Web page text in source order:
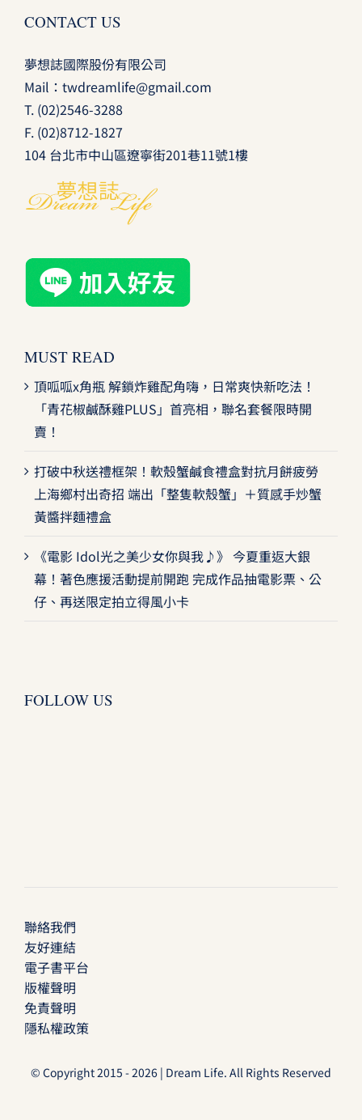
CONTACT US
夢想誌國際股份有限公司
Mail： twdreamlife@gmail.com
T. (02)2546-3288
F. (02)8712-1827
104 台北市中山區遼寧街201巷11號1樓
MUST READ
頂呱呱x角瓶 解鎖炸雞配角嗨，日常爽快新吃法！
「青花椒鹹酥雞PLUS」首亮相，聯名套餐限時開
賣！
打破中秋送禮框架！軟殼蟹鹹食禮盒對抗月餅疲勞
上海鄉村出奇招 端出「整隻軟殼蟹」＋質感手炒蟹
黃醬拌麵禮盒
《電影 Idol光之美少女你與我♪》 今夏重返大銀
幕！著色應援活動提前開跑 完成作品抽電影票、公
仔、再送限定拍立得風小卡
FOLLOW US
聯絡我們
友好連結
電子書平台
版權聲明
免責聲明
隱私權政策
© Copyright 2015 - 2026 | Dream Life. All Rights Reserved